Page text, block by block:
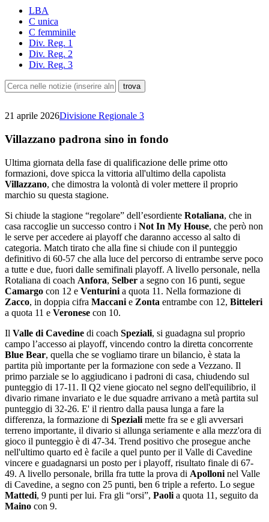
LBA
C unica
C femminile
Div. Reg. 1
Div. Reg. 2
Div. Reg. 3
21 aprile 2026Divisione Regionale 3
Villazzano padrona sino in fondo
Ultima giornata della fase di qualificazione delle prime otto
formazioni, dove spicca la vittoria all'ultimo della capolista
Villazzano, che dimostra la volontà di voler mettere il proprio
marchio su questa stagione.
Si chiude la stagione “regolare” dell’esordiente Rotaliana, che in
casa raccoglie un successo contro i Not In My House, che però non
le serve per accedere ai playoff che daranno accesso al salto di
categoria. Match tirato che alla fine si chiude con il punteggio
definitivo di 60-57 che alla luce del percorso di entrambe serve poco
a tutte e due, fuori dalle semifinali playoff. A livello personale, nella
Rotaliana di coach Anfora, Selber a segno con 16 punti, segue
Camargo con 12 e Venturini a quota 11. Nella formazione di
Zacco, in doppia cifra Maccani e Zonta entrambe con 12, Bitteleri
a quota 11 e Veronese con 10.
Il Valle di Cavedine di coach Speziali, si guadagna sul proprio
campo l’accesso ai playoff, vincendo contro la diretta concorrente
Blue Bear, quella che se vogliamo tirare un bilancio, è stata la
partita più importante per la formazione con sede a Vezzano. Il
primo parziale se lo aggiudicano i padroni di casa, chiudendo sul
punteggio di 17-11. Il Q2 viene giocato nel segno dell'equilibrio, il
divario rimane invariato e le due squadre arrivano a metà partita sul
punteggio di 32-26. E' il rientro dalla pausa lunga a fare la
differenza, la formazione di Speziali mette fra se e gli avversari
terreno importante, il divario si allunga seriamente e alla mezz'ora di
gioco il punteggio è di 47-34. Trend positivo che prosegue anche
nell'ultimo quarto ed è facile a quel punto per il Valle di Cavedine
vincere e guadagnarsi un posto per i playoff, risultato finale di 67-
49. A livello personale, brilla fra tutte la prova di Apolloni nel Valle
di Cavedine, a segno con 25 punti, ben 6 triple a referto. Lo segue
Mattedi, 9 punti per lui. Fra gli “orsi”, Paoli a quota 11, seguito da
Maino con 9.